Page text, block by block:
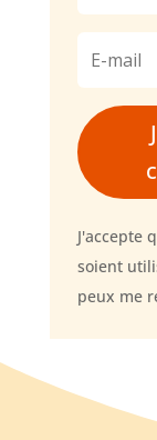
J'accepte
soient
peux me